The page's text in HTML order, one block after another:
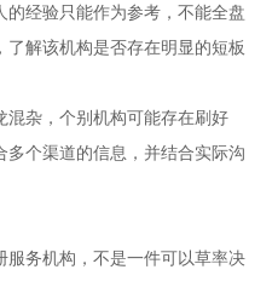
经验只能作为参考，不能全盘
解该机构是否存在明显的短板
混杂，个别机构可能存在刷好
个渠道的信息，并结合实际沟
务机构，不是一件可以草率决